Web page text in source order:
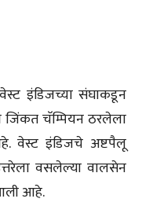
इंडिजच्या संघाकडून
जिंकत चॅम्पियन ठरलेला
वेस्ट इंडिजचे अष्टपैलू
वसलेल्या वालसेन
आहे.